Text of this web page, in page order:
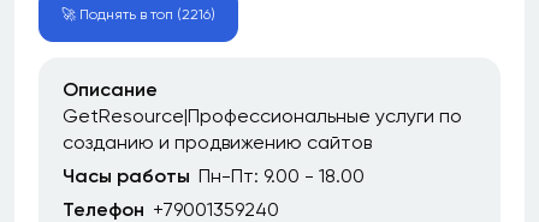
🚀 Поднять в топ (2216)
Описание
GetResource|Профессиональные услуги по
созданию и продвижению сайтов
Часы работы Пн-Пт: 9.00 - 18.00
Телефон +79001359240